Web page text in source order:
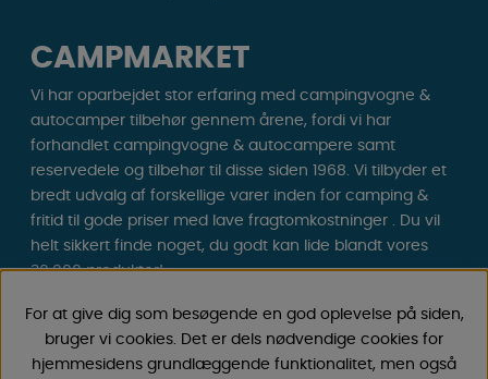
CAMPMARKET
Vi har oparbejdet stor erfaring med campingvogne &
autocamper tilbehør gennem årene, fordi vi har
forhandlet campingvogne & autocampere samt
reservedele og tilbehør til disse siden 1968. Vi tilbyder et
bredt udvalg af forskellige varer inden for camping &
fritid til gode priser med lave fragtomkostninger . Du vil
helt sikkert finde noget, du godt kan lide blandt vores
30.000 produkter!
Følg os på Facebook og Instagram for inspiration,
nyheder og eksklusive tilbud. Campinglivet begynder
hos os!
For at give dig som besøgende en god oplevelse på siden,
bruger vi cookies. Det er dels nødvendige cookies for
hjemmesidens grundlæggende funktionalitet, men også